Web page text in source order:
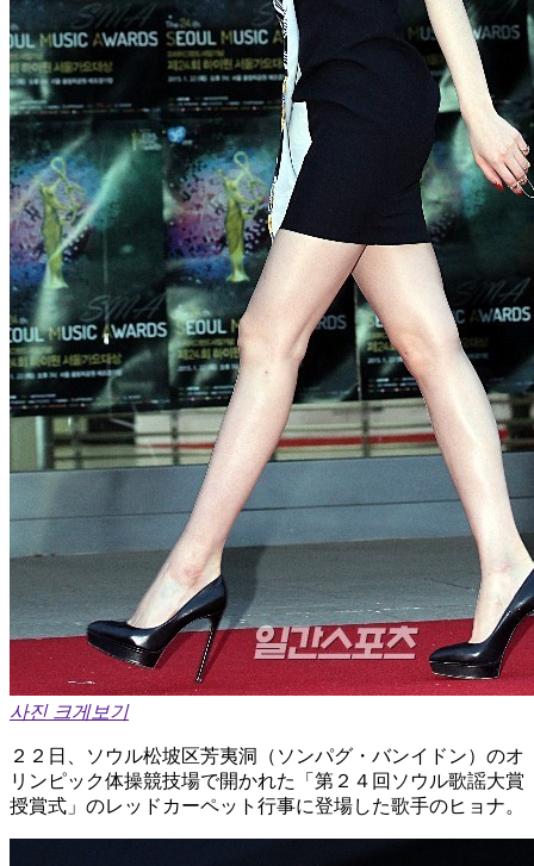
사진 크게보기
２２日、ソウル松坡区芳夷洞（ソンパグ・バンイドン）のオ
リンピック体操競技場で開かれた「第２４回ソウル歌謡大賞
授賞式」のレッドカーペット行事に登場した歌手のヒョナ。